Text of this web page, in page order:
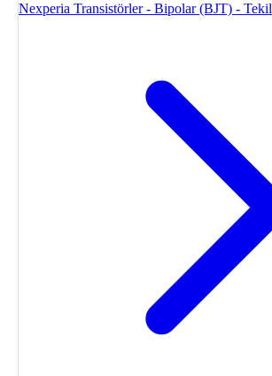
Nexperia Transistörler - Bipolar (BJT) - Tekil